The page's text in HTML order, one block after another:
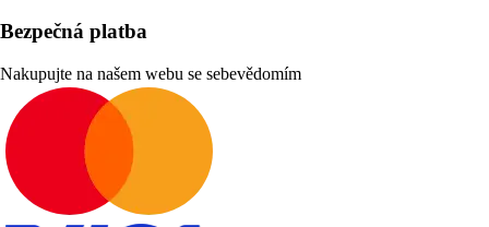
Bezpečná platba
Nakupujte na našem webu se sebevědomím